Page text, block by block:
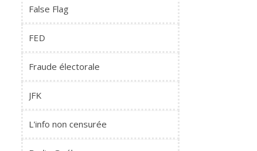
False Flag
FED
Fraude électorale
JFK
L'info non censurée